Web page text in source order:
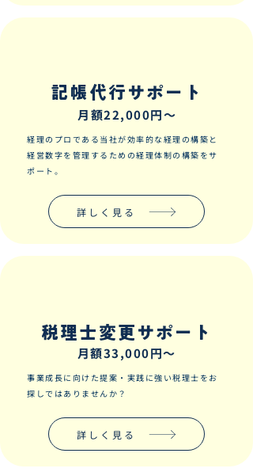
記帳代行サポート
月額22,000円～
経理のプロである当社が効率的な経理の構築と​
経営数字を管理するための経理体制の構築をサ
ポート。
詳しく見る
税理士変更サポート
月額33,000円～
事業成長に向けた提案・実践に強い税理士をお
探しではありませんか？
詳しく見る